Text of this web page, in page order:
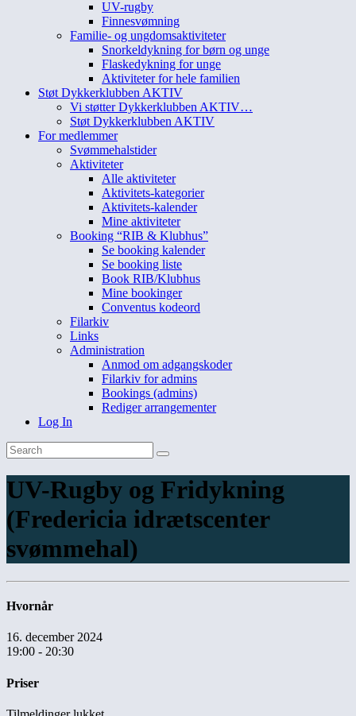
UV-rugby
Finnesvømning
Familie- og ungdomsaktiviteter
Snorkeldykning for børn og unge
Flaskedykning for unge
Aktiviteter for hele familien
Støt Dykkerklubben AKTIV
Vi støtter Dykkerklubben AKTIV…
Støt Dykkerklubben AKTIV
For medlemmer
Svømmehalstider
Aktiviteter
Alle aktiviteter
Aktivitets-kategorier
Aktivitets-kalender
Mine aktiviteter
Booking “RIB & Klubhus”
Se booking kalender
Se booking liste
Book RIB/Klubhus
Mine bookinger
Conventus kodeord
Filarkiv
Links
Administration
Anmod om adgangskoder
Filarkiv for admins
Bookings (admins)
Rediger arrangementer
Log In
UV-Rugby og Fridykning
(Fredericia idrætscenter
svømmehal)
Hvornår
16. december 2024
19:00 - 20:30
Priser